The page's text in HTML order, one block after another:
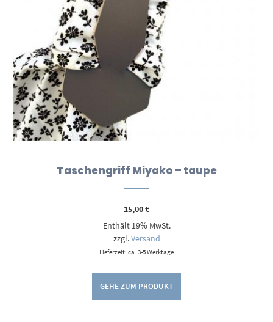
Taschengriff Miyako – taupe
15,00€
Enthält 19% MwSt.
zzgl.Versand
Lieferzeit: ca. 3-5 Werktage
GEHE ZUM PRODUKT